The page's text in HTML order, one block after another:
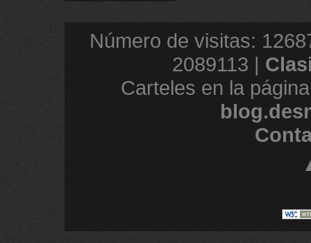
Número de visitas:
2089113 |
Carteles en la